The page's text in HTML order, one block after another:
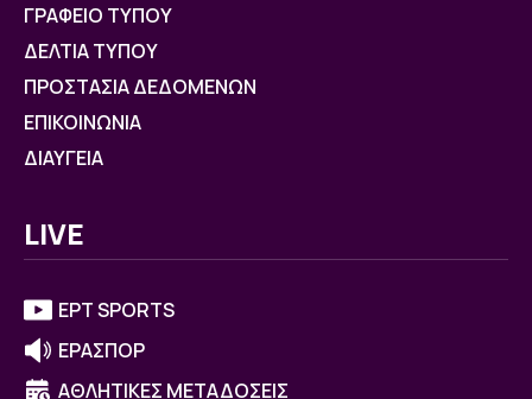
ΓΡΑΦΕΙΟ ΤΥΠΟΥ
ΔΕΛΤΙΑ ΤΥΠΟΥ
ΠΡΟΣΤΑΣΙΑ ΔΕΔΟΜΕΝΩΝ
ΕΠΙΚΟΙΝΩΝΙΑ
ΔΙΑΥΓΕΙΑ
LIVE
ΕΡΤ SPORTS
ΕΡΑΣΠΟΡ
ΑΘΛΗΤΙΚΕΣ ΜΕΤΑΔΟΣΕΙΣ